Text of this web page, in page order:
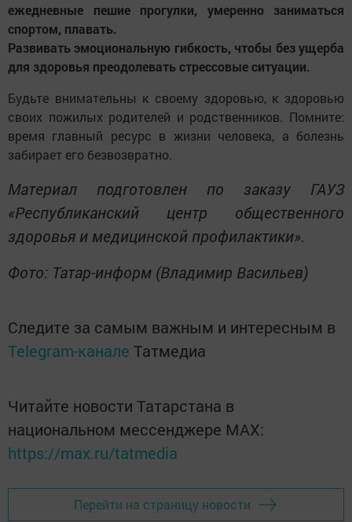
ежедневные пешие прогулки, умеренно заниматься
спортом, плавать.
Развивать эмоциональную гибкость, чтобы без ущерба
для здоровья преодолевать стрессовые ситуации.
Будьте внимательны к своему здоровью, к здоровью
своих пожилых родителей и родственников. Помните:
время главный ресурс в жизни человека, а болезнь
забирает его безвозвратно.
Материал подготовлен по заказу ГАУЗ
«Республиканский центр общественного
здоровья и медицинской профилактики».
Фото: Татар-информ (Владимир Васильев)
Следите за самым важным и интересным в
Telegram-канале Татмедиа
Читайте новости Татарстана в
национальном мессенджере MАХ:
https://max.ru/tatmedia
Перейти на страницу новости